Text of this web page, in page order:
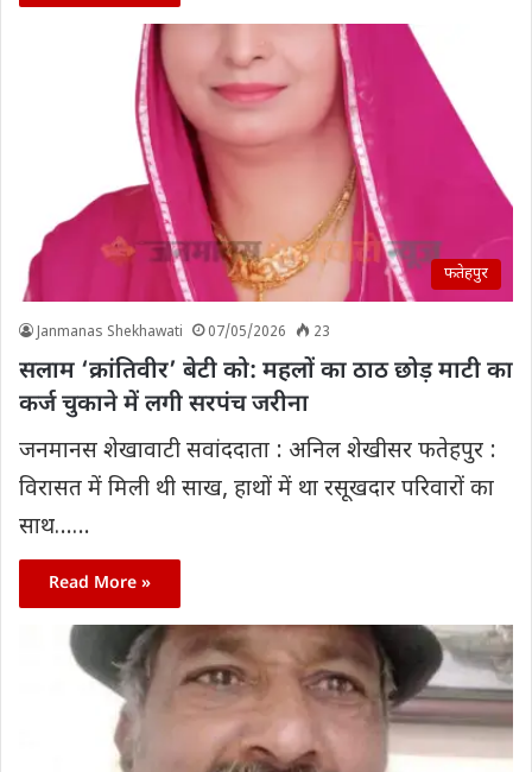
फतेहपुर
Janmanas Shekhawati 07/05/2026 23
सलाम ‘क्रांतिवीर’ बेटी को: महलों का ठाठ छोड़ माटी का
कर्ज चुकाने में लगी सरपंच जरीना
जनमानस शेखावाटी सवांददाता : अनिल शेखीसर फतेहपुर :
विरासत में मिली थी साख, हाथों में था रसूखदार परिवारों का
साथ……
Read More »